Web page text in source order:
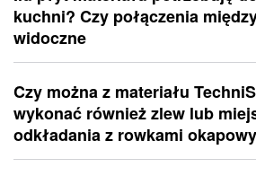
kuchni? Czy połączenia
widoczne
Czy można z materiału
wykonać również zlew lub
odkładania z rowkami